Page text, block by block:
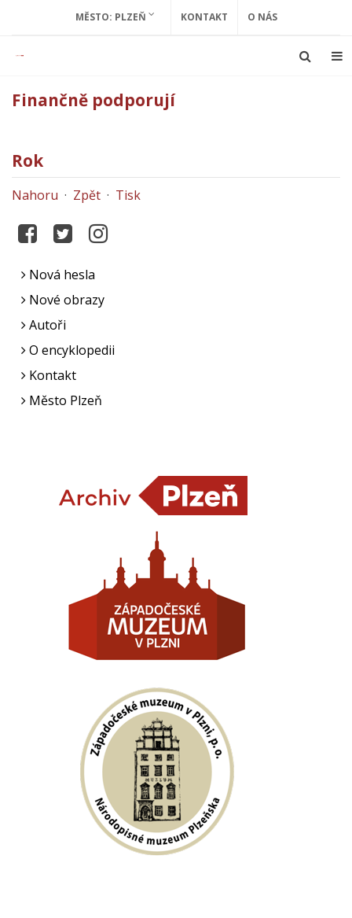
MĚSTO: PLZEŇ KONTAKT O NÁS
Finančně podporují
Rok
Nahoru · Zpět · Tisk
Nová hesla
Nové obrazy
Autoři
O encyklopedii
Kontakt
Město Plzeň